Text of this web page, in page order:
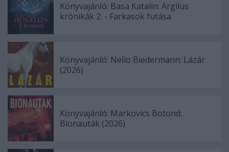
Könyvajánló: Basa Katalin: Argilus
krónikák 2. - Farkasok futása
Könyvajánló: Nelio Biedermann: Lázár
(2026)
Könyvajánló: Markovics Botond:
Bionauták (2026)